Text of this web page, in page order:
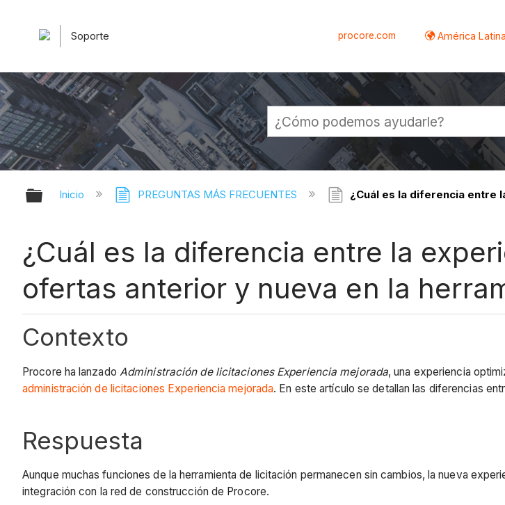
Soporte procore.com América
Expandir/contraer jerarquía global
Inicio PREGUNTAS MÁS FRECUENTES ¿Cuál es la diferencia entre
¿Cuál es la diferencia entre la
ofertas anterior y nueva en la
Contexto
Procore ha lanzado Administración de licitaciones Experiencia mejorada, una experiencia
administración de licitaciones Experiencia mejorada. En este artículo se detallan las diferencias
Respuesta
Aunque muchas funciones de la herramienta de licitación permanecen sin cambios, la nueva
integración con la red de construcción de Procore.